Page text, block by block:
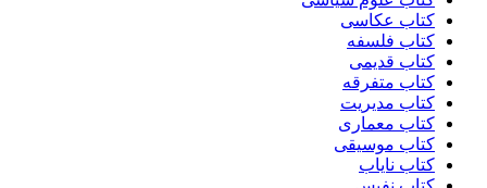
کتاب عکاسی
کتاب فلسفه
کتاب قدیمی
کتاب متفرقه
کتاب مدیریت
کتاب معماری
کتاب موسیقی
کتاب نایاب